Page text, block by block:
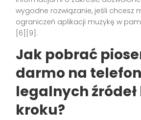
wygodne rozwiązanie, jeśli chcesz
ograniczeń aplikacji muzykę w
[6][9].
Jak pobrać
darmo na
legalnych
kroku?